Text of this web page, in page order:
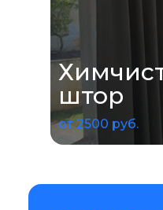
штор
от 2500 руб.